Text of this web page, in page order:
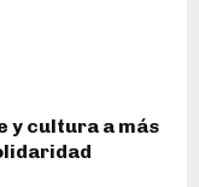
y cultura a más